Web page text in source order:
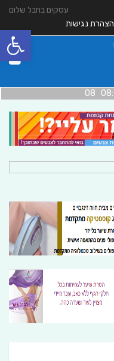
עסקים בחבל שלום
הצהרת נגישות
פתח